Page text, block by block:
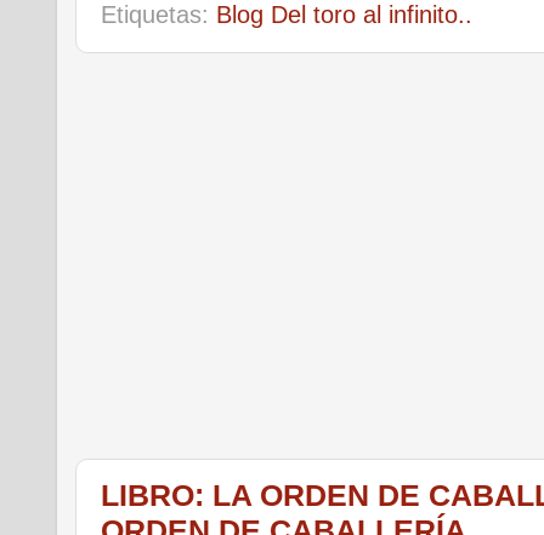
Etiquetas: Blog Del toro al infinito..
LIBRO: LA ORDEN DE